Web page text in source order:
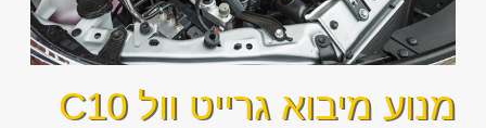
מנוע מיבוא גרייט וול C10